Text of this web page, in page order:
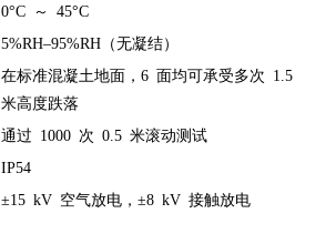
0°C ～ 45°C
5%RH–95%RH（无凝结）
在标准混凝土地面，6 面均可承受多次 1.5
米高度跌落
通过 1000 次 0.5 米滚动测试
IP54
±15 kV 空气放电，±8 kV 接触放电